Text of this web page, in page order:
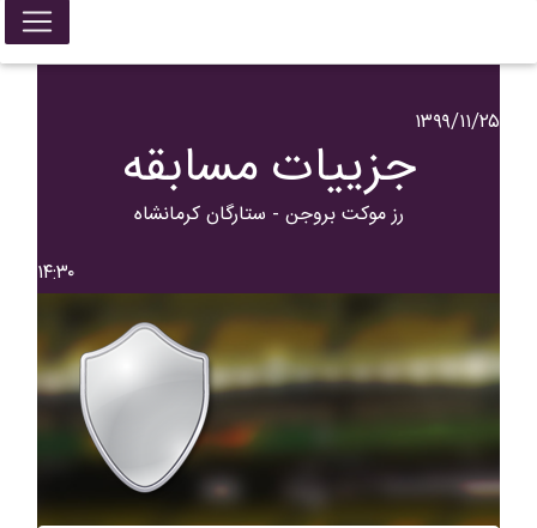
۱۳۹۹/۱۱/۲۵
جزییات مسابقه
رز موکت بروجن - ستارگان کرمانشاه
۱۴:۳۰